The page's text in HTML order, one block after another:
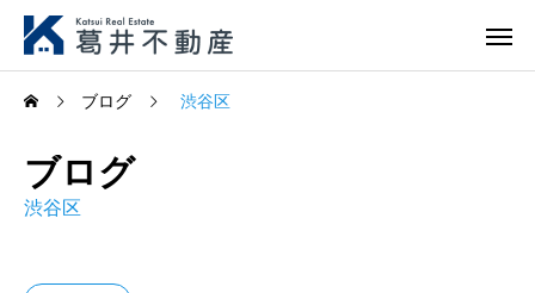
ブログ 渋谷区
ブログ
渋谷区